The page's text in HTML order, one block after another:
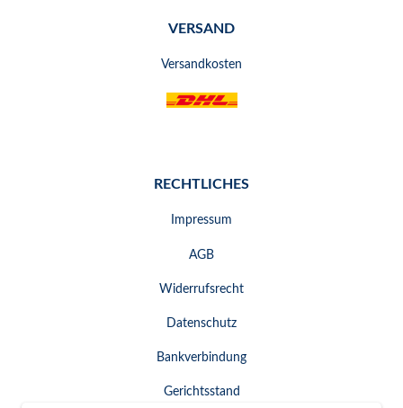
VERSAND
Versandkosten
RECHTLICHES
Impressum
AGB
Widerrufsrecht
Datenschutz
Bankverbindung
Gerichtsstand